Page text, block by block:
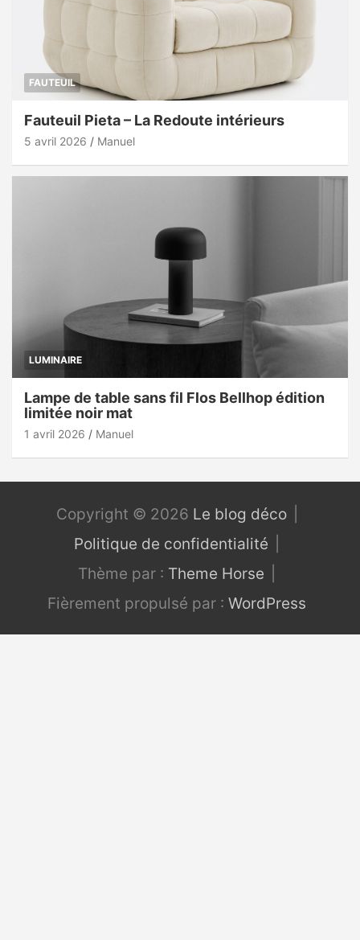
FAUTEUIL
Fauteuil Pieta – La Redoute intérieurs
5 avril 2026 Manuel
LUMINAIRE
Lampe de table sans fil Flos Bellhop édition
limitée noir mat
1 avril 2026 Manuel
Copyright © 2026 Le blog déco
Politique de confidentialité
Thème par : Theme Horse
Fièrement propulsé par : WordPress